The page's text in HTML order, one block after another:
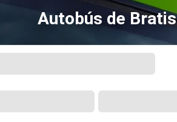
Autobús de